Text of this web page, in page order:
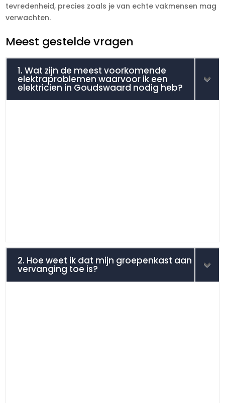
tevredenheid, precies zoals je van echte vakmensen mag
verwachten.
Meest gestelde vragen
1. Wat zijn de meest voorkomende
elektraproblemen waarvoor ik een
elektricien in Goudswaard nodig heb?
2. Hoe weet ik dat mijn groepenkast aan
vervanging toe is?